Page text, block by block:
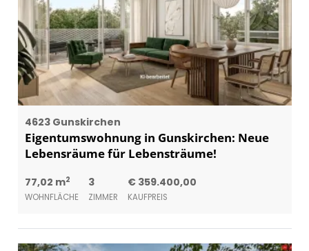
4623 Gunskirchen
Eigentumswohnung in Gunskirchen: Neue
Lebensräume für Lebensträume!
77,02 m2
WOHNFLÄCHE
3
ZIMMER
€ 359.400,00
KAUFPREIS